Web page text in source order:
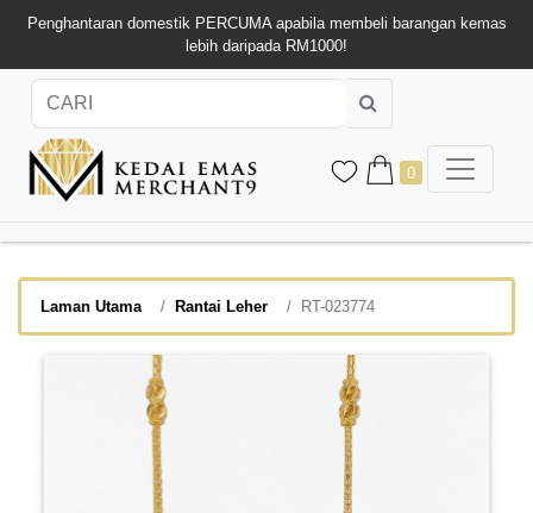
Penghantaran domestik PERCUMA apabila membeli barangan kemas
lebih daripada RM1000!
0
Laman Utama Rantai Leher RT-023774